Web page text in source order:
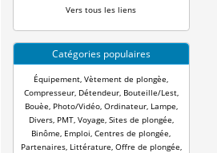
Vers tous les liens
Catégories populaires
Équipement Vètement de plongèe
Compresseur, Détendeur, Bouteille/Lest,
Bouèe Photo/Vidéo, Ordinateur, Lampe
Divers, PMT, Voyage Sites de plongée
Binôme Emploi Centres de plongée
Partenaires, Littérature Offre de plongée